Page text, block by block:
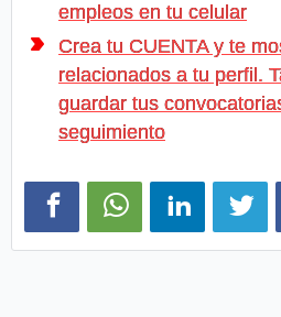
empleos en tu celular
Crea tu CUENTA y te
relacionados a tu perfil.
guardar tus
seguimiento